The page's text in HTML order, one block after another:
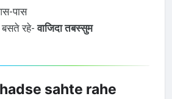
पास
बसते रहे-वाजिदा तबस्सुम
sahte rahe